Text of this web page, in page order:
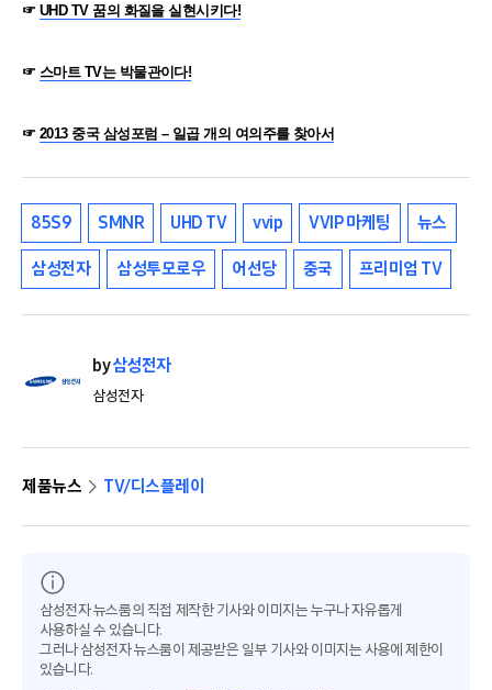
☞ UHD TV 꿈의 화질을 실현시키다!
☞ 스마트 TV는 박물관이다!
☞ 2013 중국 삼성포럼 – 일곱 개의 여의주를 찾아서
85S9 SMNR UHD TV vvip VVIP 마케팅 뉴스
삼성전자 삼성투모로우 어선당 중국 프리미엄 TV
by삼성전자
삼성전자
제품뉴스 TV/디스플레이
삼성전자 뉴스룸의 직접 제작한 기사와 이미지는 누구나 자유롭게
사용하실 수 있습니다.
그러나 삼성전자 뉴스룸이 제공받은 일부 기사와 이미지는 사용에 제한이
있습니다.